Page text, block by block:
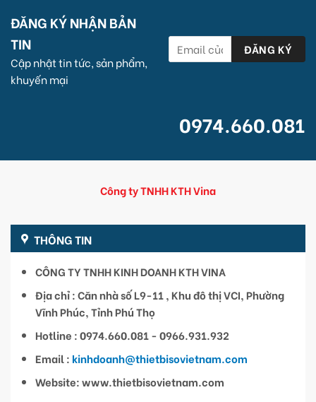
ĐĂNG KÝ NHẬN BẢN
TIN
Cập nhật tin tức, sản phẩm,
khuyến mại
0974.660.081
Công ty TNHH KTH Vina
THÔNG TIN
CÔNG TY TNHH KINH DOANH KTH VINA
Địa chỉ : Căn nhà số L9-11 , Khu đô thị VCI, Phường
Vĩnh Phúc, Tỉnh Phú Thọ
Hotline : 0974.660.081 - 0966.931.932
Email : kinhdoanh@thietbisovietnam.com
Website: www.thietbisovietnam.com